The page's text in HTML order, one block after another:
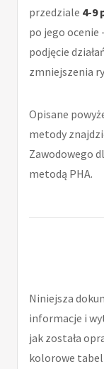
przedziale 4-9
po jego ocenie
podjęcie
zmniejszenia
Opisane
metody
Zawodowego
metodą PHA.
Niniejsza
informacje i
jak została
kolorowe